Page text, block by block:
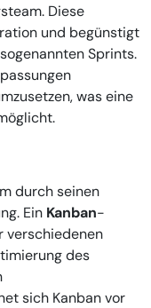
Diese
und begünstigt
Sprints.
was eine
durch seinen
Ein Kanban-
verschiedenen
des
sich Kanban vor